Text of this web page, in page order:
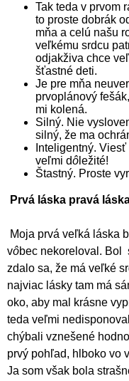
Tak teda v prvom
to proste dobrák
mňa a celú našu
veľkému srdcu
odjakživa chce
šťastné deti.
Je pre mňa
prvoplánový
mi kolená.
Silný. Nie
silný, že ma
Inteligentný.
veľmi dô ležité!
Štastný. Proste
Prvá láska pravá
Moja prvá veľká láska
vôbec nekoreloval. Bol
zdalo sa, že má veľké
najviac lásky tam má
oko, aby mal krásne
teda veľmi
chýbali vznešené
prvý pohľad, hlboko vo
Ja som však bola